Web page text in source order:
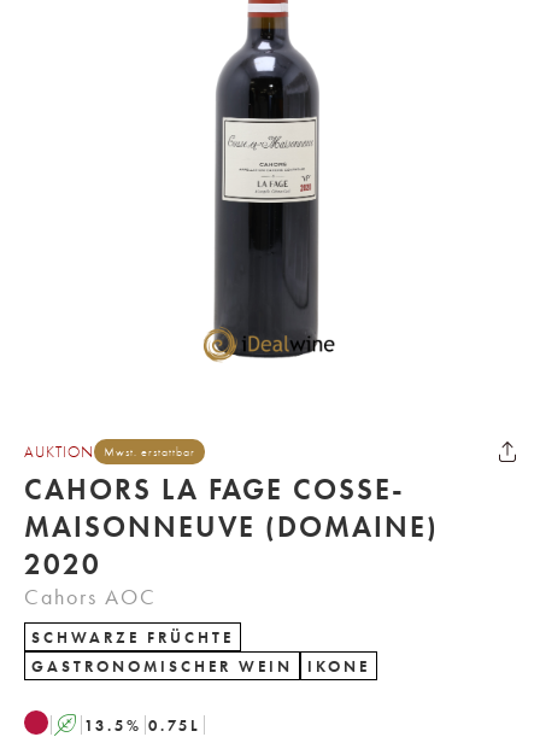
AUKTION Mwst. erstattbar
CAHORS LA FAGE COSSE-
MAISONNEUVE (DOMAINE)
2020
Cahors AOC
SCHWARZE FRÜCHTE
GASTRONOMISCHER WEIN
IKONE
A 13.5% 0.75 L